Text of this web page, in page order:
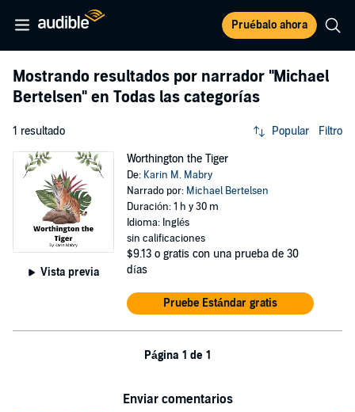
Pruébalo ahora
Mostrando resultados por narrador "Michael
Bertelsen" en Todas las categorías
1 resultado Popular Filtro
Vista previa
Worthington the Tiger
De: Karin M. Mabry
Narrado por: Michael Bertelsen
Duración: 1 h y 30 m
Idioma: Inglés
sin calificaciones
$9.13 o gratis con una prueba de 30
días
Pruebe Estándar gratis
Página 1 de 1
Enviar comentarios